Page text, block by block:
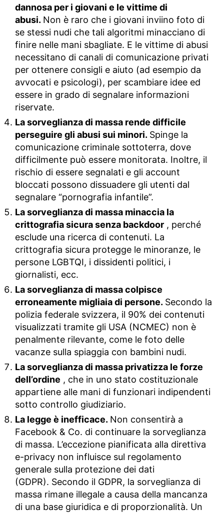
dannosa per i giovani e le vittime di
abusi. Non è raro che i giovani inviino foto di
se stessi nudi che tali algoritmi minacciano di
finire nelle mani sbagliate. E le vittime di abusi
necessitano di canali di comunicazione privati ​​
per ottenere consigli e aiuto (ad esempio da
avvocati e psicologi), per scambiare idee ed
essere in grado di segnalare informazioni
riservate.
La sorveglianza di massa rende difficile
perseguire gli abusi sui minori. Spinge la
comunicazione criminale sottoterra, dove
difficilmente può essere monitorata. Inoltre, il
rischio di essere segnalati e gli account
bloccati possono dissuadere gli utenti dal
segnalare “pornografia infantile”.
La sorveglianza di massa minaccia la
crittografia sicura senza backdoor , perché
esclude una ricerca di contenuti. La
crittografia sicura protegge le minoranze, le
persone LGBTQI, i dissidenti politici, i
giornalisti, ecc.
La sorveglianza di massa colpisce
erroneamente migliaia di persone. Secondo la
polizia federale svizzera, il 90% dei contenuti
visualizzati tramite gli USA (NCMEC) non è
penalmente rilevante, come le foto delle
vacanze sulla spiaggia con bambini nudi.
La sorveglianza di massa privatizza le forze
dell’ordine , che in uno stato costituzionale
appartiene alle mani di funzionari indipendenti
sotto controllo giudiziario.
La legge è inefficace. Non consentirà a
Facebook & Co. di continuare la sorveglianza
di massa. L’eccezione pianificata alla direttiva
e-privacy non influisce sul regolamento
generale sulla protezione dei dati
(GDPR). Secondo il GDPR, la sorveglianza di
massa rimane illegale a causa della mancanza
di una base giuridica e di proporzionalità. Un